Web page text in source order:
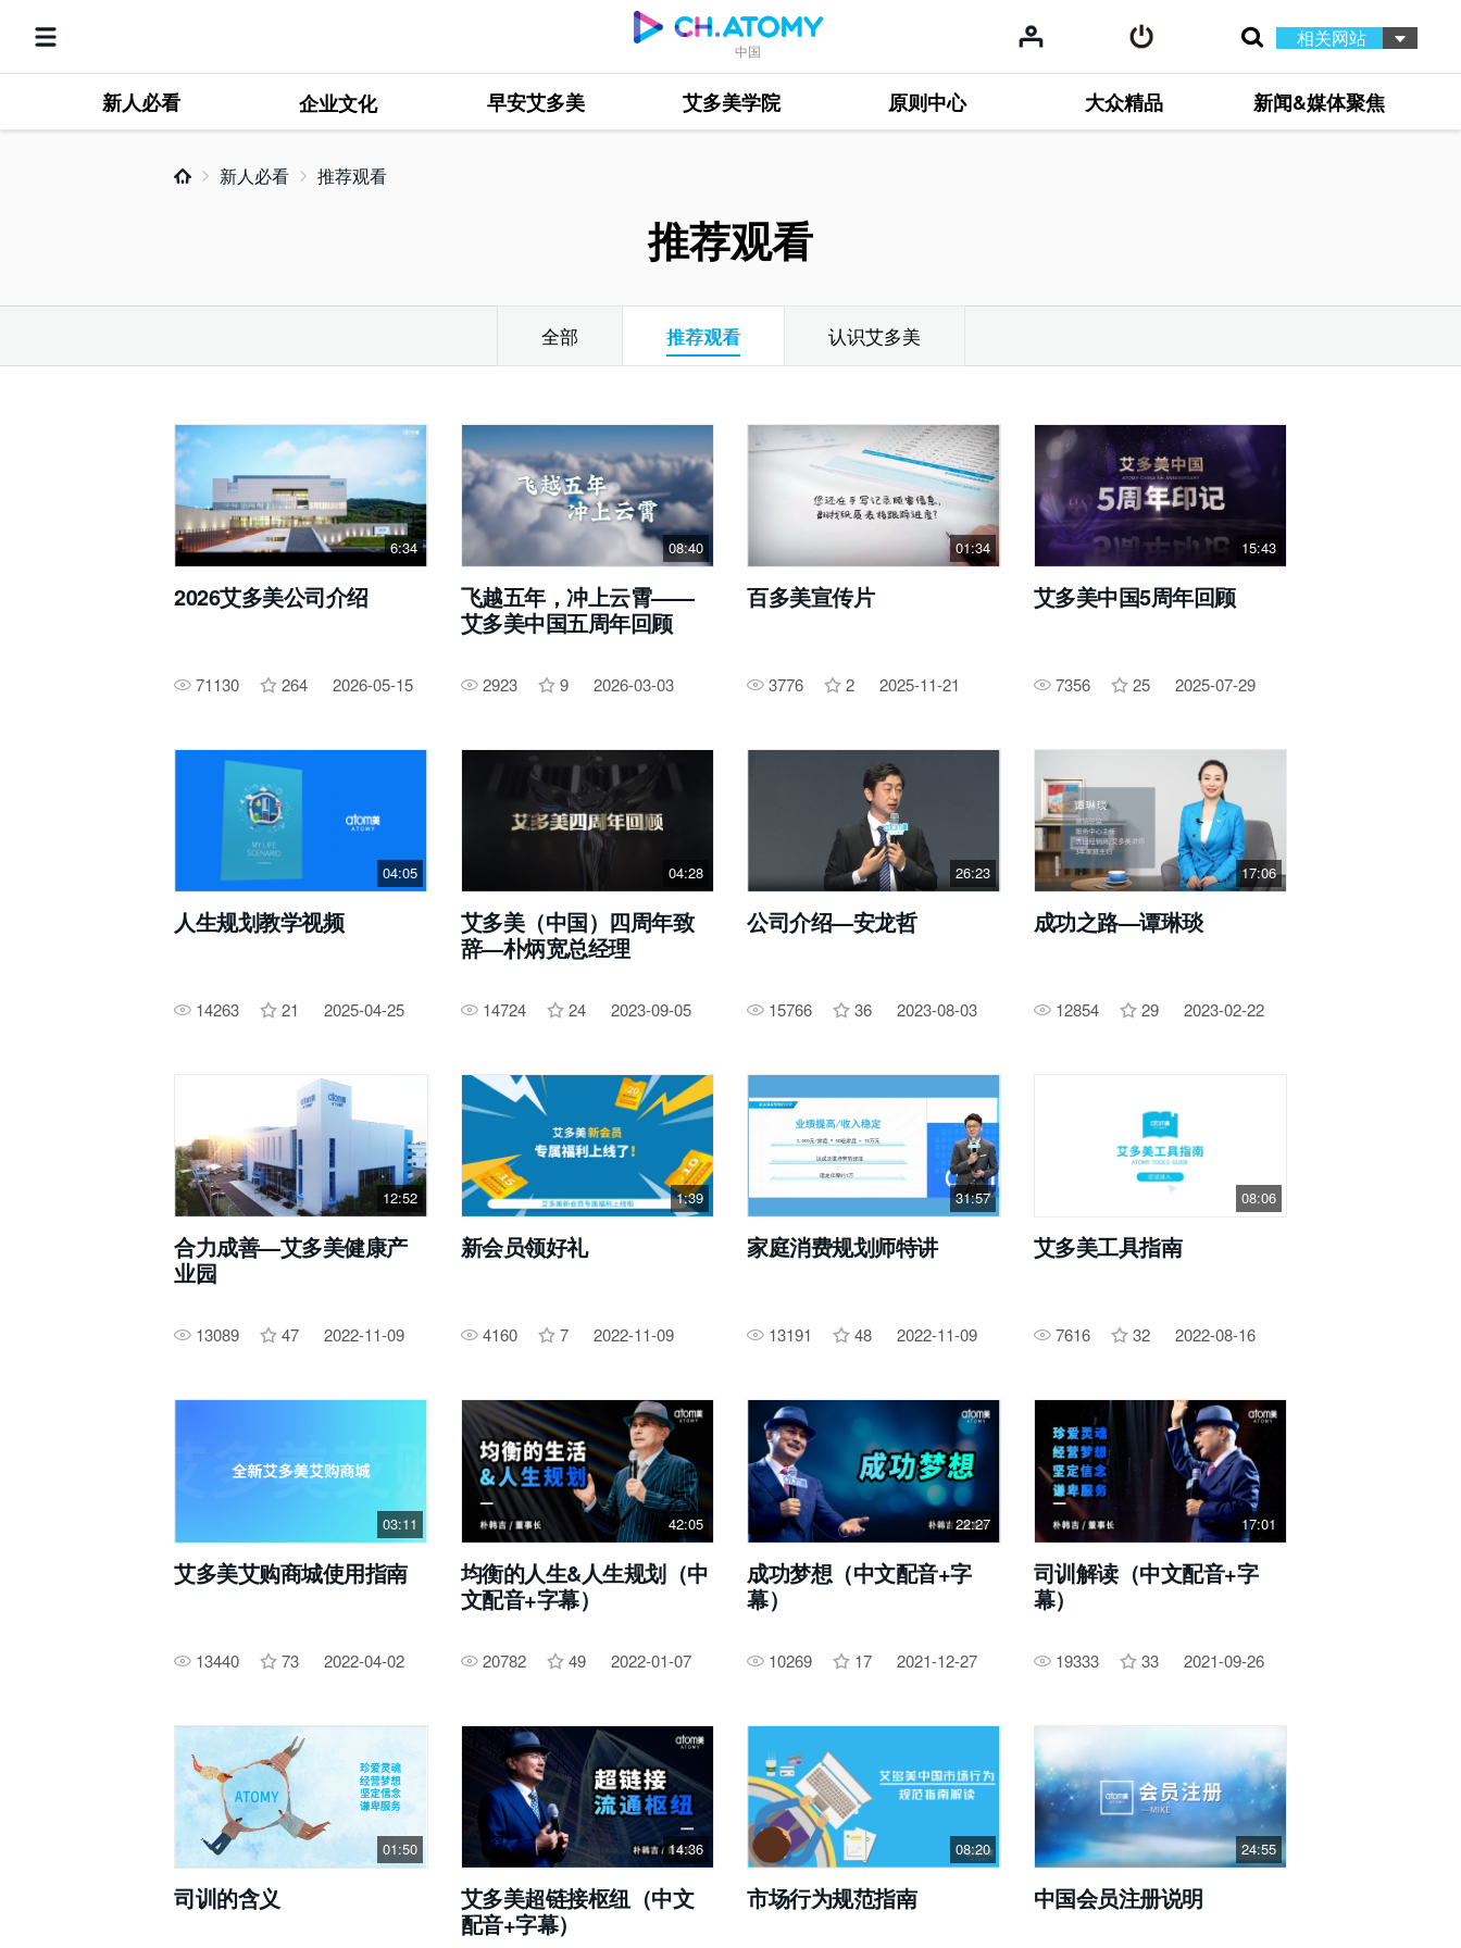
中国
相关网站
新人必看 企业文化 早安艾多美 艾多美学院 原则中心 大众精品 新闻&媒体聚焦
新人必看 推荐观看
推荐观看
全部 推荐观看 认识艾多美
6:34
2026艾多美公司介绍
71130 264 2026-05-15
08:40
飞越五年，冲上云霄——
艾多美中国五周年回顾
2923 9 2026-03-03
01:34
百多美宣传片
3776 2 2025-11-21
15:43
艾多美中国5周年回顾
7356 25 2025-07-29
04:05
人生规划教学视频
14263 21 2025-04-25
04:28
艾多美（中国）四周年致
辞—朴炳宽总经理
14724 24 2023-09-05
26:23
公司介绍—安龙哲
15766 36 2023-08-03
17:06
成功之路—谭琳琰
12854 29 2023-02-22
12:52
合力成善—艾多美健康产
业园
13089 47 2022-11-09
1:39
新会员领好礼
4160 7 2022-11-09
31:57
家庭消费规划师特讲
13191 48 2022-11-09
08:06
艾多美工具指南
7616 32 2022-08-16
03:11
艾多美艾购商城使用指南
13440 73 2022-04-02
42:05
均衡的人生&人生规划（中
文配音+字幕）
20782 49 2022-01-07
22:27
成功梦想（中文配音+字
幕）
10269 17 2021-12-27
17:01
司训解读（中文配音+字
幕）
19333 33 2021-09-26
01:50
司训的含义
14:36
艾多美超链接枢纽（中文
配音+字幕）
08:20
市场行为规范指南
24:55
中国会员注册说明